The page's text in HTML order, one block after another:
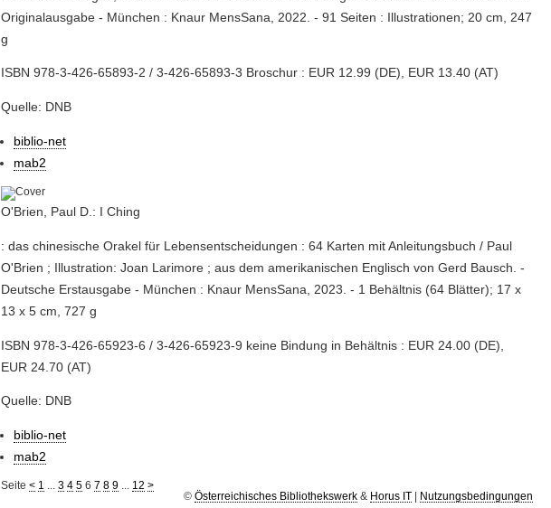
Originalausgabe - München : Knaur MensSana, 2022. - 91 Seiten : Illustrationen; 20 cm, 247
g
ISBN 978-3-426-65893-2 / 3-426-65893-3 Broschur : EUR 12.99 (DE), EUR 13.40 (AT)
Quelle: DNB
biblio-net
mab2
O'Brien, Paul D.: I Ching
: das chinesische Orakel für Lebensentscheidungen : 64 Karten mit Anleitungsbuch / Paul
O'Brien ; Illustration: Joan Larimore ; aus dem amerikanischen Englisch von Gerd Bausch. -
Deutsche Erstausgabe - München : Knaur MensSana, 2023. - 1 Behältnis (64 Blätter); 17 x
13 x 5 cm, 727 g
ISBN 978-3-426-65923-6 / 3-426-65923-9 keine Bindung in Behältnis : EUR 24.00 (DE),
EUR 24.70 (AT)
Quelle: DNB
biblio-net
mab2
Seite< 1 ...3 4 5 6 7 8 9 12 >
© Österreichisches Bibliothekswerk& Horus IT| Nutzungsbedingungen